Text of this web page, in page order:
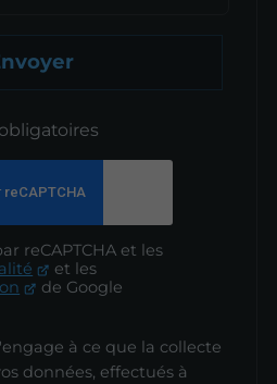
reCAPTCHA et les
et les
de Google
à ce que la collecte
données, effectués à